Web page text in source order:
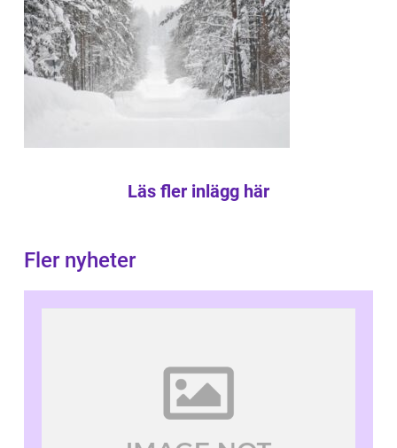
Läs fler inlägg här
Fler nyheter